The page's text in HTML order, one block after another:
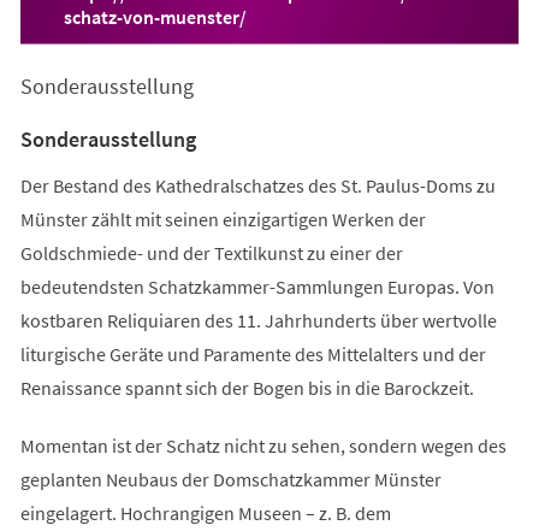
schatz-von-muenster/
(Öffnet
in
neuen
Sonderausstellung
Sonderausstellung
Der Bestand des Kathedralschatzes des St. Paulus-Doms zu
Münster zählt mit seinen einzigartigen Werken der
Goldschmiede- und der Textilkunst zu einer der
bedeutendsten Schatzkammer-Sammlungen Europas. Von
kostbaren Reliquiaren des 11. Jahrhunderts über wertvolle
liturgische Geräte und Paramente des Mittelalters und der
Renaissance spannt sich der Bogen bis in die Barockzeit.
Momentan ist der Schatz nicht zu sehen, sondern wegen des
geplanten Neubaus der Domschatzkammer Münster
eingelagert. Hochrangigen Museen – z. B. dem